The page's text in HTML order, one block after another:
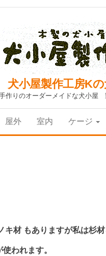
犬小屋製作工房K
作りのオーダーメイドな犬小屋
屋外 室内 ケージ
材 もありますが私は杉材
われます。